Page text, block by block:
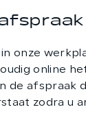
onze
online
de afspraak
zodra u